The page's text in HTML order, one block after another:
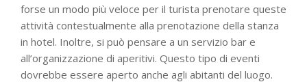
forse un modo più veloce per il turista prenotare queste
attività contestualmente alla prenotazione della stanza
in hotel. Inoltre, si può pensare a un servizio bar e
all’organizzazione di aperitivi. Questo tipo di eventi
dovrebbe essere aperto anche agli abitanti del luogo.